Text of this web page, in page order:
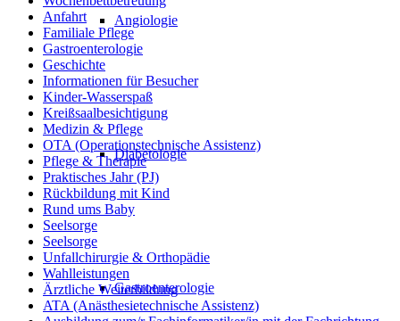
Angiologie
Diabetologie
Gastroenterologie
Anfahrt
Familiale Pflege
Gastroenterologie
Geschichte
Informationen für Besucher
Kinder-Wasserspaß
Kreißsaalbesichtigung
Medizin & Pflege
OTA (Operationstechnische Assistenz)
Pflege & Therapie
Praktisches Jahr (PJ)
Rückbildung mit Kind
Rund ums Baby
Seelsorge
Seelsorge
Unfallchirurgie & Orthopädie
Wahlleistungen
Ärztliche Weiterbildung
ATA (Anästhesietechnische Assistenz)